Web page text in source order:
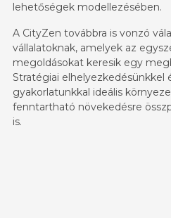
lehetőségek modellezésében.
A CityZen továbbra is vonzó
vállalatoknak, amelyek az
megoldásokat keresik egy
Stratégiai
gyakorlatunkkal ideális
fenntartható növekedésre
is.